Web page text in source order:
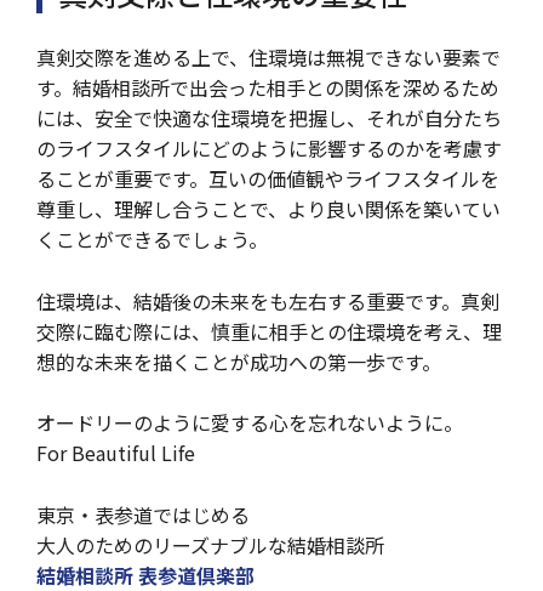
真剣交際を進める上で、住環境は無視できない要素で
す。結婚相談所で出会った相手との関係を深めるため
には、安全で快適な住環境を把握し、それが自分たち
のライフスタイルにどのように影響するのかを考慮す
ることが重要です。互いの価値観やライフスタイルを
尊重し、理解し合うことで、より良い関係を築いてい
くことができるでしょう。
住環境は、結婚後の未来をも左右する重要です。真剣
交際に臨む際には、慎重に相手との住環境を考え、理
想的な未来を描くことが成功への第一歩です。
オードリーのように愛する心を忘れないように。
For Beautiful Life
東京・表参道ではじめる
大人のためのリーズナブルな結婚相談所
結婚相談所 表参道倶楽部